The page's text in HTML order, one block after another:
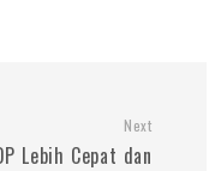
Next
Lebih Cepat dan